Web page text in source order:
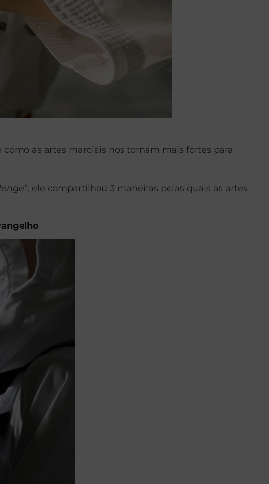
as artes marciais nos tornam mais fortes para
, ele compartilhou 3 maneiras pelas quais as artes